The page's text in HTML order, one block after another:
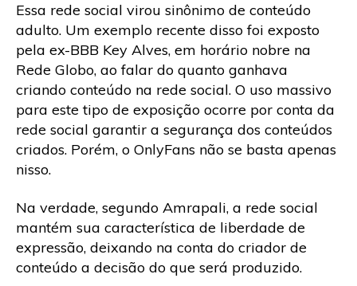
Essa rede social virou sinônimo de conteúdo
adulto. Um exemplo recente disso foi exposto
pela ex-BBB Key Alves, em horário nobre na
Rede Globo, ao falar do quanto ganhava
criando conteúdo na rede social. O uso massivo
para este tipo de exposição ocorre por conta da
rede social garantir a segurança dos conteúdos
criados. Porém, o OnlyFans não se basta apenas
nisso.
Na verdade, segundo Amrapali, a rede social
mantém sua característica de liberdade de
expressão, deixando na conta do criador de
conteúdo a decisão do que será produzido.